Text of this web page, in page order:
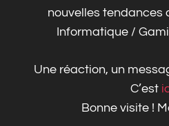
nouvelles tendances
Informatique /
Une réaction, un
C’est
Bonne visite !